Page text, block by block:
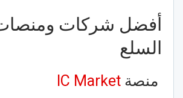
أفضل شركات
السلع
منصة